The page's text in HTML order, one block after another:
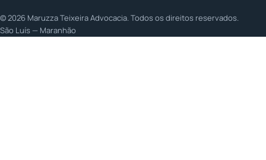
©2026 Maruzza Teixeira Advocacia. Todos os direitos reservados.
São Luís — Maranhão